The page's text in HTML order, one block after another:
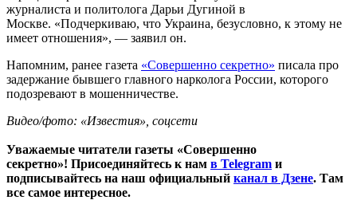
журналиста и политолога Дарьи Дугиной в
Москве. «Подчеркиваю, что Украина, безусловно, к этому не
имеет отношения», — заявил он.
Напомним, ранее газета «Совершенно секретно» писала про
задержание бывшего главного нарколога России, которого
подозревают в мошенничестве.
Видео/фото: «Известия», соцсети
Уважаемые читатели газеты «Совершенно
секретно»! Присоединяйтесь к нам в Telegram и
подписывайтесь на наш официальный канал в Дзене. Там
все самое интересное.